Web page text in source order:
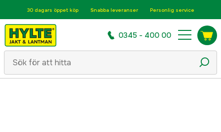
30 dagars öppet köp Snabba leveranser Personlig service
0345 - 400 00